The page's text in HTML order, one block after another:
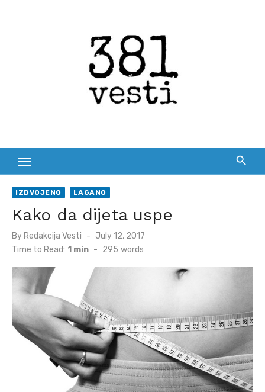
IZDVOJENO LAGANO
Kako da dijeta uspe
By Redakcija Vesti
Posted
on
July 12, 2017
Time to Read: 1 min - 295 words